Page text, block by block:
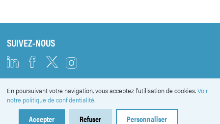
SUIVEZ-NOUS
NEWSLETTER
En poursuivant votre navigation, vous acceptez l'utilisation de cookies.Voir
notre politique de confidentialité.
Accepter Refuser Personnaliser